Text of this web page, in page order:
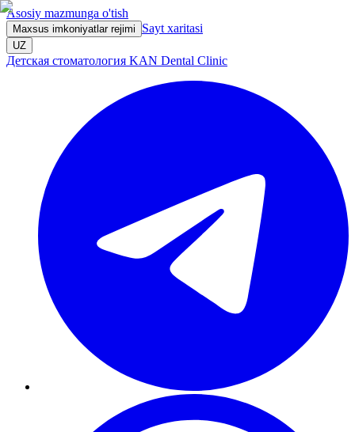
Asosiy mazmunga o'tish
Maxsus imkoniyatlar rejimi Sayt xaritasi
UZ
Детская стоматология KAN Dental Clinic